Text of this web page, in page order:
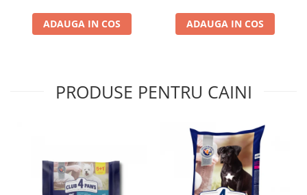
ADAUGA IN COS ADAUGA IN COS
PRODUSE PENTRU CAINI